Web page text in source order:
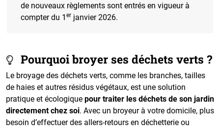
de nouveaux règlements sont entrés en vigueur à
compter du 1er janvier 2026.
Pourquoi broyer ses déchets verts ?
Le broyage des déchets verts, comme les branches, tailles
de haies et autres résidus végétaux, est une solution
pratique et écologique pour traiter les déchets de son jardin
directement chez soi. Avec un broyeur à votre domicile, plus
besoin d’effectuer des allers-retours en déchetterie ou